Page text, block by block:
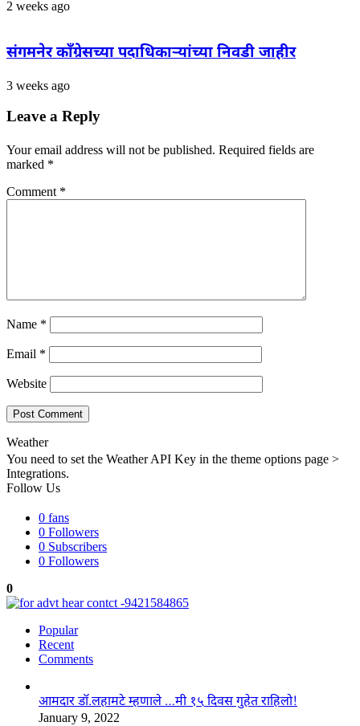
2 weeks ago
संगमनेर काँग्रेसच्या पदाधिकाऱ्यांच्या निवडी जाहीर
3 weeks ago
Leave a Reply
Your email address will not be published. Required fields are
marked *
Comment *
Name *
Email *
Website
Weather
You need to set the Weather API Key in the theme options page >
Integrations.
Follow Us
0 fans
0 Followers
0 Subscribers
0 Followers
0
Popular
Recent
Comments
आमदार डॉ.लहामटे म्हणाले …मी १५ दिवस गुहेत राहिलो!
January 9, 2022